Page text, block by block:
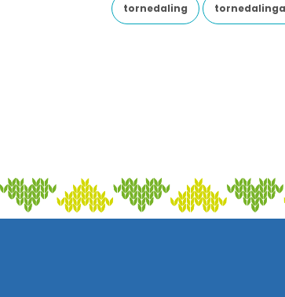
tornedaling